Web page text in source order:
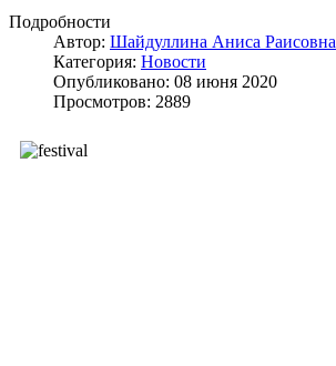
Подробности
Автор: Шайдуллина Аниса Раисовна
Категория: Новости
Опубликовано: 08 июня 2020
Просмотров: 2889